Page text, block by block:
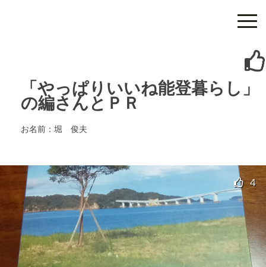
「やっぱりいいね能登暮らし」
の編さんとＰＲ
お名前：堀 俊夫
4